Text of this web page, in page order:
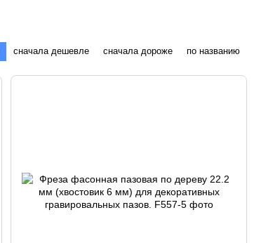
сначала дешевле сначала дороже по названию